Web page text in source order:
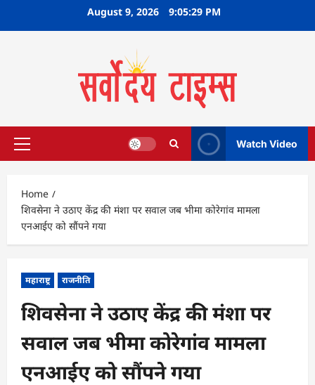
August 9, 2026 9:05:30 PM
Primary
Watch Video
Home
शिवसेना ने उठाए केंद्र की मंशा पर सवाल जब भीमा कोरेगांव मामला
एनआईए को सौंपने गया
महाराष्ट्र राजनीति
शिवसेना ने उठाए केंद्र की मंशा पर
सवाल जब भीमा कोरेगांव मामला
एनआईए को सौंपने गया